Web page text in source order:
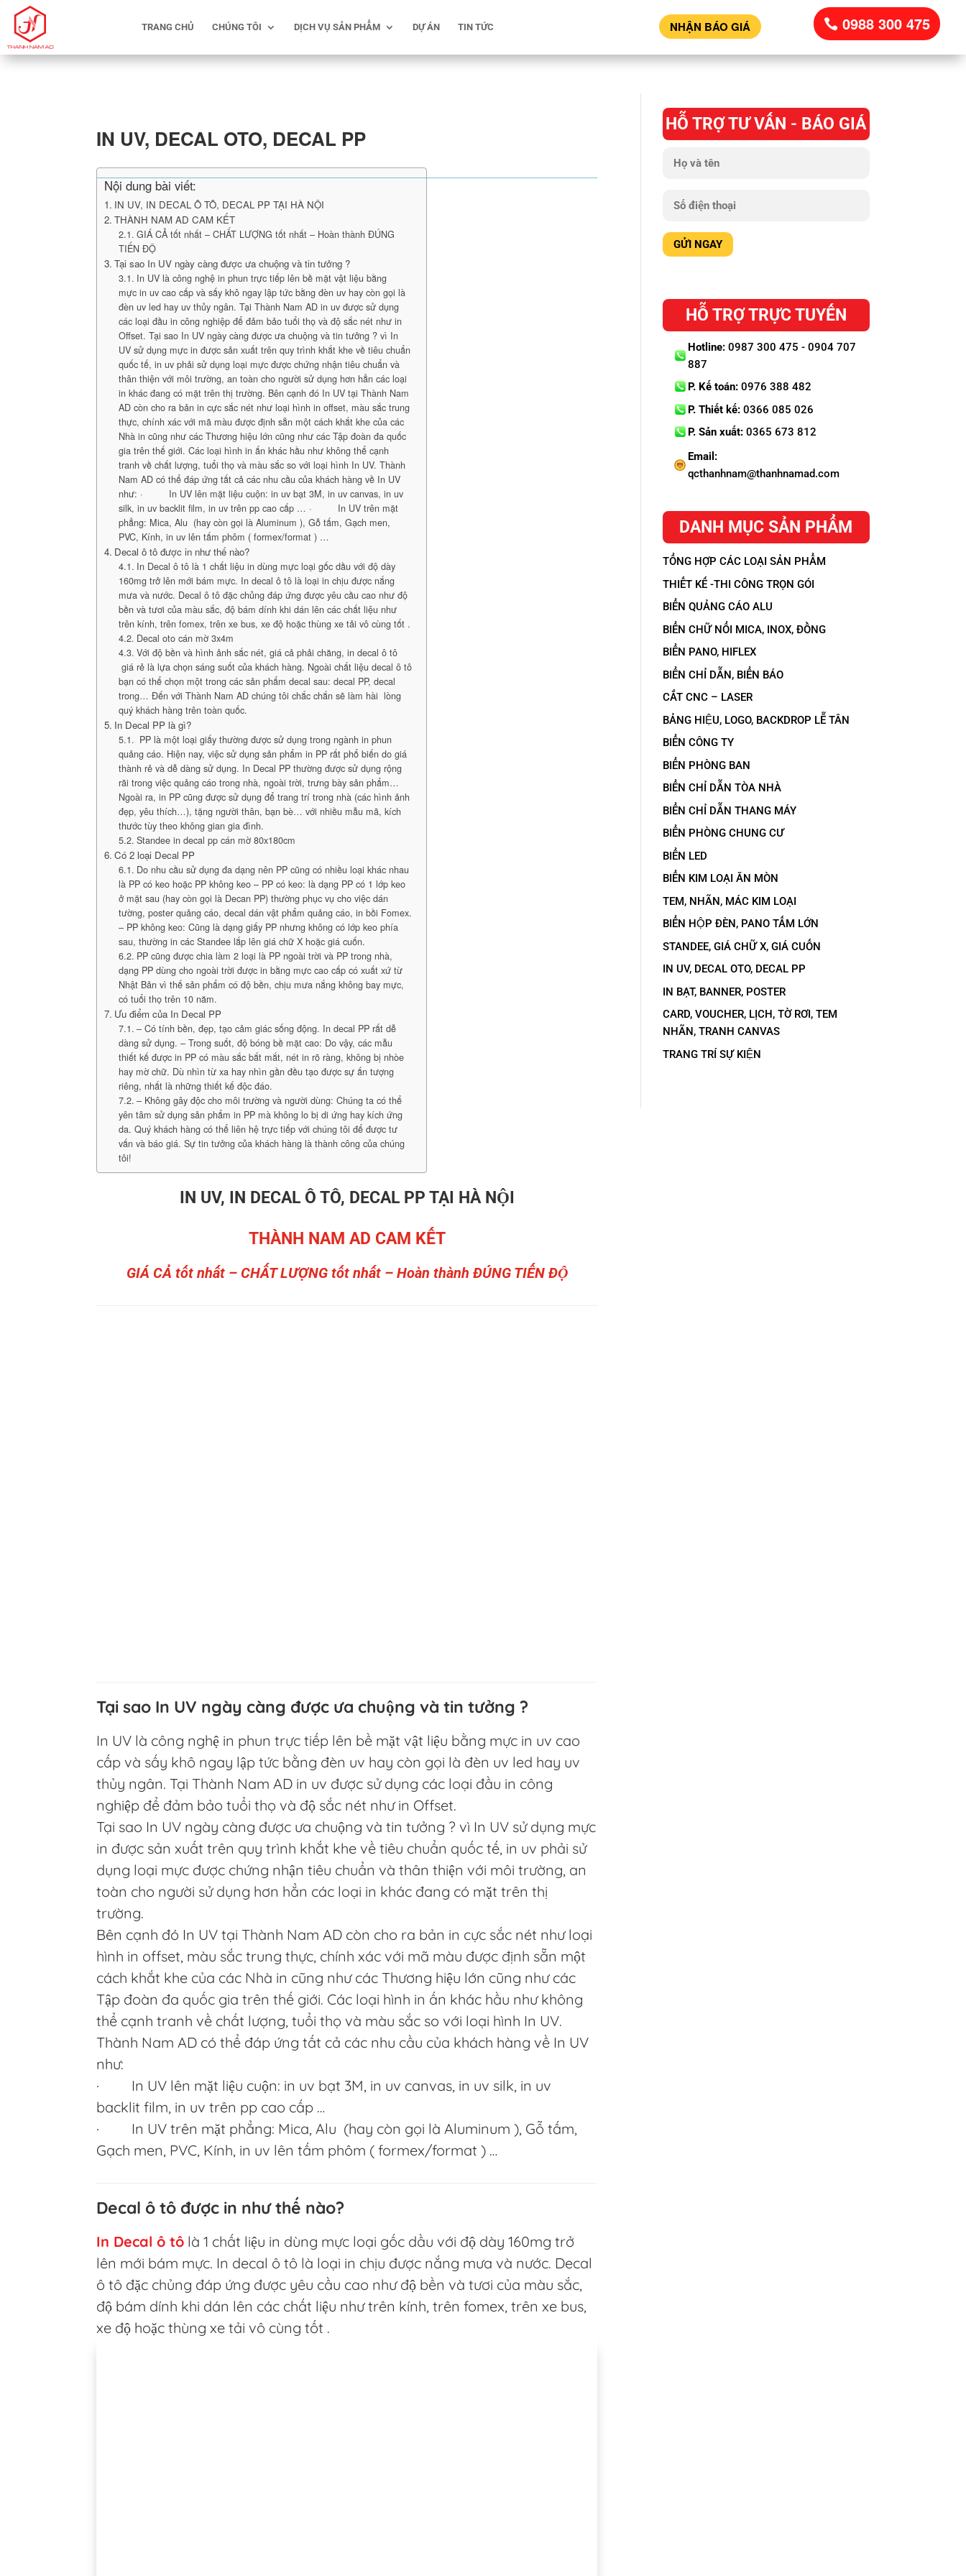
TRANG CHỦ CHÚNG TÔI DỊCH VỤ SẢN PHẨM DỰ ÁN TIN TỨC NHẬN BÁO GIÁ 0988 300 475
IN UV, DECAL OTO, DECAL PP
Nội dung bài viết:
IN UV, IN DECAL Ô TÔ, DECAL PP TẠI HÀ NỘI
THÀNH NAM AD CAM KẾT
GIÁ CẢ tốt nhất – CHẤT LƯỢNG tốt nhất – Hoàn thành ĐÚNG
TIẾN ĐỘ
Tại sao In UV ngày càng được ưa chuộng và tin tưởng ?
In UV là công nghệ in phun trực tiếp lên bề mặt vật liệu bằng
mực in uv cao cấp và sấy khô ngay lập tức bằng đèn uv hay còn gọi là
đèn uv led hay uv thủy ngân. Tại Thành Nam AD in uv được sử dụng
các loại đầu in công nghiệp để đảm bảo tuổi thọ và độ sắc nét như in
Offset. Tại sao In UV ngày càng được ưa chuộng và tin tưởng ? vì In
UV sử dụng mực in được sản xuất trên quy trình khắt khe về tiêu chuẩn
quốc tế, in uv phải sử dụng loại mực được chứng nhận tiêu chuẩn và
thân thiện với môi trường, an toàn cho người sử dụng hơn hẳn các loại
in khác đang có mặt trên thị trường. Bên cạnh đó In UV tại Thành Nam
AD còn cho ra bản in cực sắc nét như loại hình in offset, màu sắc trung
thực, chính xác với mã màu được định sẵn một cách khắt khe của các
Nhà in cũng như các Thương hiệu lớn cũng như các Tập đoàn đa quốc
gia trên thế giới. Các loại hình in ấn khác hầu như không thể cạnh
tranh về chất lượng, tuổi thọ và màu sắc so với loại hình In UV. Thành
Nam AD có thể đáp ứng tất cả các nhu cầu của khách hàng về In UV
như: · In UV lên mặt liệu cuộn: in uv bạt 3M, in uv canvas, in uv
silk, in uv backlit film, in uv trên pp cao cấp … · In UV trên mặt
phẳng: Mica, Alu (hay còn gọi là Aluminum ), Gỗ tấm, Gạch men,
PVC, Kính, in uv lên tấm phôm ( formex/format ) …
Decal ô tô được in như thế nào?
In Decal ô tô là 1 chất liệu in dùng mực loại gốc dầu với độ dày
160mg trở lên mới bám mực. In decal ô tô là loại in chịu được nắng
mưa và nước. Decal ô tô đặc chủng đáp ứng được yêu cầu cao như độ
bền và tươi của màu sắc, độ bám dính khi dán lên các chất liệu như
trên kính, trên fomex, trên xe bus, xe độ hoặc thùng xe tải vô cùng tốt .
Decal oto cán mờ 3x4m
Với độ bền và hình ảnh sắc nét, giá cả phải chăng, in decal ô tô
giá rẻ là lựa chọn sáng suốt của khách hàng. Ngoài chất liệu decal ô tô
bạn có thể chọn một trong các sản phẩm decal sau: decal PP, decal
trong… Đến với Thành Nam AD chúng tôi chắc chắn sẽ làm hài lòng
quý khách hàng trên toàn quốc.
In Decal PP là gì?
PP là một loại giấy thường được sử dụng trong ngành in phun
quảng cáo. Hiện nay, việc sử dụng sản phẩm in PP rất phổ biến do giá
thành rẻ và dễ dàng sử dụng. In Decal PP thường được sử dụng rộng
rãi trong việc quảng cáo trong nhà, ngoài trời, trưng bày sản phẩm…
Ngoài ra, in PP cũng được sử dụng để trang trí trong nhà (các hình ảnh
đẹp, yêu thích…), tặng người thân, bạn bè… với nhiều mẫu mã, kích
thước tùy theo không gian gia đình.
Standee in decal pp cán mờ 80x180cm
Có 2 loại Decal PP
Do nhu cầu sử dụng đa dạng nên PP cũng có nhiều loại khác nhau
là PP có keo hoặc PP không keo – PP có keo: là dạng PP có 1 lớp keo
ở mặt sau (hay còn gọi là Decan PP) thường phục vụ cho việc dán
tường, poster quảng cáo, decal dán vật phẩm quảng cáo, in bồi Fomex.
– PP không keo: Cũng là dạng giấy PP nhưng không có lớp keo phía
sau, thường in các Standee lắp lên giá chữ X hoặc giá cuốn.
PP cũng được chia làm 2 loại là PP ngoài trời và PP trong nhà,
dạng PP dùng cho ngoài trời được in bằng mực cao cấp có xuất xứ từ
Nhật Bản vì thế sản phẩm có độ bền, chịu mưa nắng không bay mực,
có tuổi thọ trên 10 năm.
Ưu điểm của In Decal PP
– Có tính bền, đẹp, tạo cảm giác sống động. In decal PP rất dễ
dàng sử dụng. – Trong suốt, độ bóng bề mặt cao: Do vậy, các mẫu
thiết kế được in PP có màu sắc bắt mắt, nét in rõ ràng, không bị nhòe
hay mờ chữ. Dù nhìn từ xa hay nhìn gần đều tạo được sự ấn tượng
riêng, nhất là những thiết kế độc đáo.
– Không gây độc cho môi trường và người dùng: Chúng ta có thể
yên tâm sử dụng sản phẩm in PP mà không lo bị di ứng hay kích ứng
da. Quý khách hàng có thể liên hệ trực tiếp với chúng tôi để được tư
vấn và báo giá. Sự tin tưởng của khách hàng là thành công của chúng
tôi!
IN UV, IN DECAL Ô TÔ, DECAL PP TẠI HÀ NỘI
THÀNH NAM AD CAM KẾT
GIÁ CẢ tốt nhất – CHẤT LƯỢNG tốt nhất – Hoàn thành ĐÚNG TIẾN ĐỘ
Tại sao In UV ngày càng được ưa chuộng và tin tưởng ?
In UV là công nghệ in phun trực tiếp lên bề mặt vật liệu bằng mực in uv cao
cấp và sấy khô ngay lập tức bằng đèn uv hay còn gọi là đèn uv led hay uv
thủy ngân. Tại Thành Nam AD in uv được sử dụng các loại đầu in công
nghiệp để đảm bảo tuổi thọ và độ sắc nét như in Offset.
Tại sao In UV ngày càng được ưa chuộng và tin tưởng ? vì In UV sử dụng mực
in được sản xuất trên quy trình khắt khe về tiêu chuẩn quốc tế, in uv phải sử
dụng loại mực được chứng nhận tiêu chuẩn và thân thiện với môi trường, an
toàn cho người sử dụng hơn hẳn các loại in khác đang có mặt trên thị
trường.
Bên cạnh đó In UV tại Thành Nam AD còn cho ra bản in cực sắc nét như loại
hình in offset, màu sắc trung thực, chính xác với mã màu được định sẵn một
cách khắt khe của các Nhà in cũng như các Thương hiệu lớn cũng như các
Tập đoàn đa quốc gia trên thế giới. Các loại hình in ấn khác hầu như không
thể cạnh tranh về chất lượng, tuổi thọ và màu sắc so với loại hình In UV.
Thành Nam AD có thể đáp ứng tất cả các nhu cầu của khách hàng về In UV
như:
· In UV lên mặt liệu cuộn: in uv bạt 3M, in uv canvas, in uv silk, in uv
backlit film, in uv trên pp cao cấp …
· In UV trên mặt phẳng: Mica, Alu (hay còn gọi là Aluminum ), Gỗ tấm,
Gạch men, PVC, Kính, in uv lên tấm phôm ( formex/format ) …
Decal ô tô được in như thế nào?
In Decal ô tô là 1 chất liệu in dùng mực loại gốc dầu với độ dày 160mg trở
lên mới bám mực. In decal ô tô là loại in chịu được nắng mưa và nước. Decal
ô tô đặc chủng đáp ứng được yêu cầu cao như độ bền và tươi của màu sắc,
độ bám dính khi dán lên các chất liệu như trên kính, trên fomex, trên xe bus,
xe độ hoặc thùng xe tải vô cùng tốt .
HỖ TRỢ TƯ VẤN - BÁO GIÁ
HỖ TRỢ TRỰC TUYẾN
Hotline:0987 300 475 - 0904 707
887
P. Kế toán:0976 388 482
P. Thiết kế:0366 085 026
P. Sản xuất:0365 673 812
Email:
qcthanhnam@thanhnamad.com
DANH MỤC SẢN PHẨM
TỔNG HỢP CÁC LOẠI SẢN PHẨM
THIẾT KẾ -THI CÔNG TRỌN GÓI
BIỂN QUẢNG CÁO ALU
BIỂN CHỮ NỔI MICA, INOX, ĐỒNG
BIỂN PANO, HIFLEX
BIỂN CHỈ DẪN, BIỂN BÁO
CẮT CNC – LASER
BẢNG HIỆU, LOGO, BACKDROP LỄ TÂN
BIỂN CÔNG TY
BIỂN PHÒNG BAN
BIỂN CHỈ DẪN TÒA NHÀ
BIỂN CHỈ DẪN THANG MÁY
BIỂN PHÒNG CHUNG CƯ
BIỂN LED
BIỂN KIM LOẠI ĂN MÒN
TEM, NHÃN, MÁC KIM LOẠI
BIỂN HỘP ĐÈN, PANO TẤM LỚN
STANDEE, GIÁ CHỮ X, GIÁ CUỐN
IN UV, DECAL OTO, DECAL PP
IN BẠT, BANNER, POSTER
CARD, VOUCHER, LỊCH, TỜ RƠI, TEM
NHÃN, TRANH CANVAS
TRANG TRÍ SỰ KIỆN